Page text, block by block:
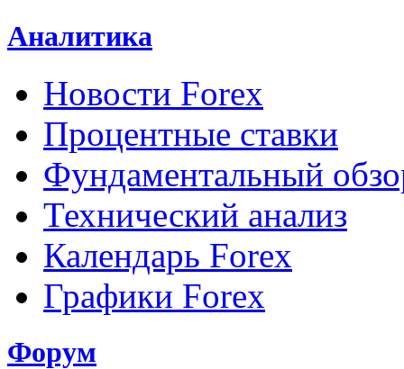
Аналитика
Новости Forex
Процентные ставки
Фундаментальный
Технический анализ
Календарь Forex
Графики Forex
Форум